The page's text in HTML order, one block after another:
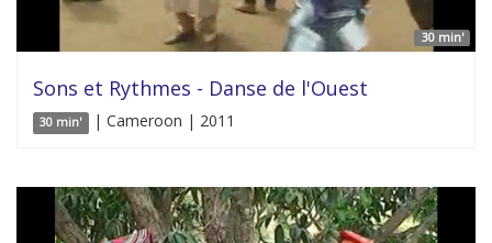
30 min'
Sons et Rythmes - Danse de l'Ouest
30 min' | Cameroon | 2011